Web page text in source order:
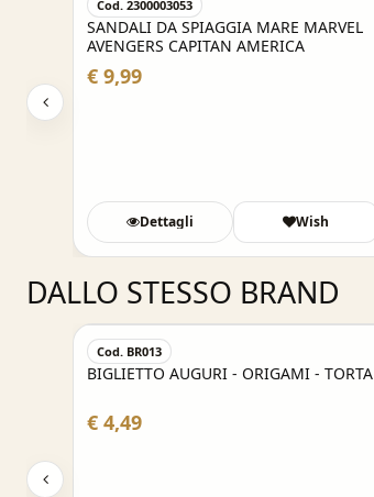
Cod. 2300003053
SANDALI DA SPIAGGIA MARE MARVEL
AVENGERS CAPITAN AMERICA
€ 9,99
Dettagli Wish
DALLO STESSO BRAND
Cod. BR013
BIGLIETTO AUGURI - ORIGAMI - TORTA
€ 4,49